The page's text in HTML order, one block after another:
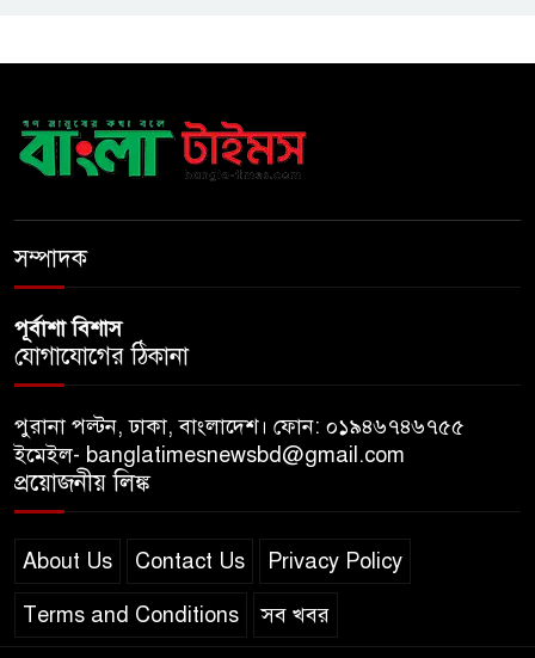
বাংলাদেশে এলো থাইল্যান্ডের শীর্ষ
কফি ব্র্যান্ড ‘ক্যাফে আমাজন
সম্পাদক
পূর্বাশা বিশাস
যোগাযোগের ঠিকানা
পুরানা পল্টন, ঢাকা, বাংলাদেশ। ফোন: ০১৯৪৬৭৪৬৭৫৫
ইমেইল- banglatimesnewsbd@gmail.com
প্রয়োজনীয় লিঙ্ক
About Us Contact Us Privacy Policy
Terms and Conditions সব খবর